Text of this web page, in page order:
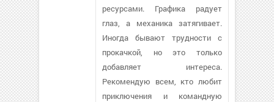
ресурсами. Графика радует
глаз, а механика затягивает.
Иногда бывают трудности с
прокачкой, но это только
добавляет интереса.
Рекомендую всем, кто любит
приключения и командную